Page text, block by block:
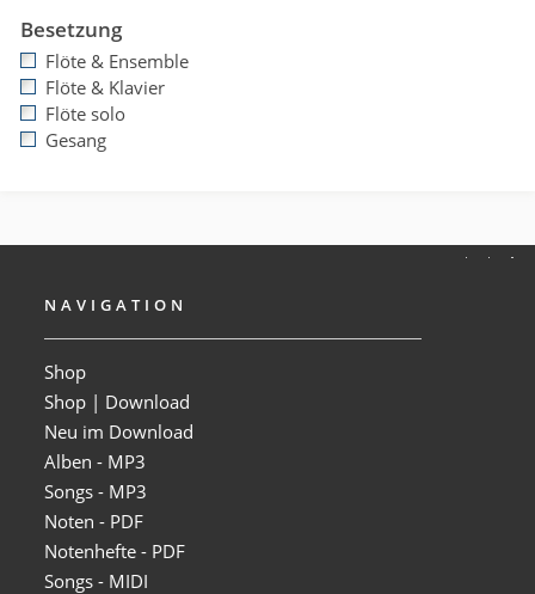
Besetzung
Flöte & Ensemble
Flöte & Klavier
Flöte solo
Gesang
NAVIGATION
Shop
Shop | Download
Neu im Download
Alben - MP3
Songs - MP3
Noten - PDF
Notenhefte - PDF
Songs - MIDI